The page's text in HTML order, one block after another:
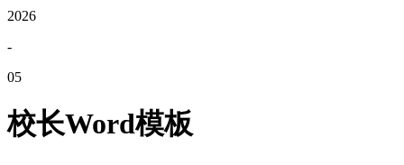
2026
-
05
校长Word模板